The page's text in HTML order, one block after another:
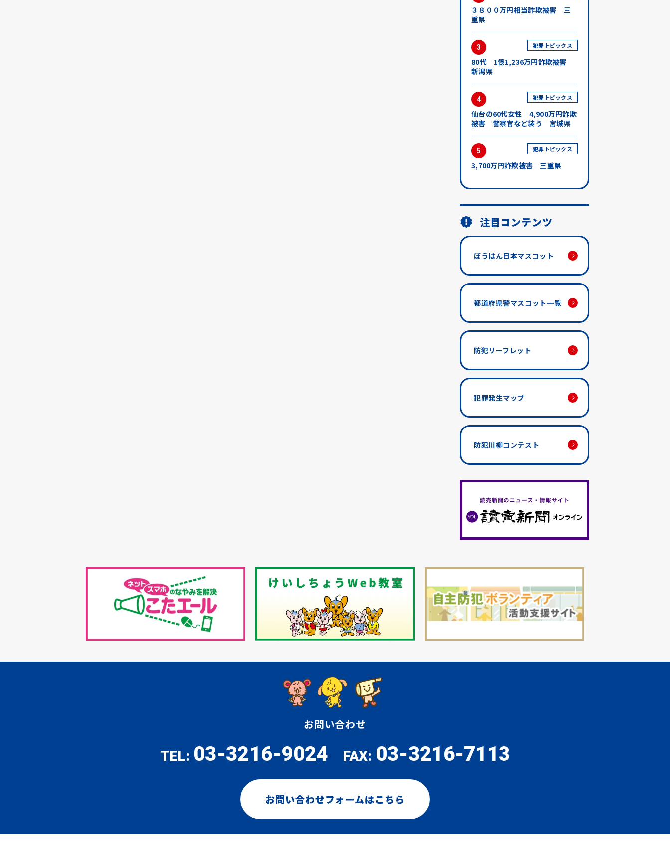
３８００万円相当詐欺被害 三
重県
3 犯罪トピックス
80代 1億1,236万円詐欺被害
新潟県
4 犯罪トピックス
仙台の60代女性 4,900万円詐欺
被害 警察官など装う 宮城県
5 犯罪トピックス
3,700万円詐欺被害 三重県
注目コンテンツ
ぼうはん日本マスコット
都道府県警マスコット一覧
防犯リーフレット
犯罪発生マップ
防犯川柳コンテスト
お問い合わせ
TEL: 03-3216-9024 FAX: 03-3216-7113
お問い合わせフォームはこちら